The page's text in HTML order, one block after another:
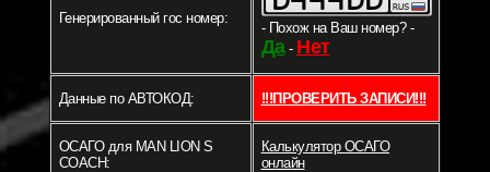
Генерированный гос номер:
- Похож на Ваш номер? -
Да- Нет
Данные по АВТОКОД: !!!ПРОВЕРИТЬ ЗАПИСИ!!!
ОСАГО для MAN LION S
COACH:
Калькулятор ОСАГО
онлайн